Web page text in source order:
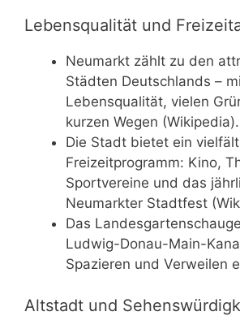
Lebensqualität und
Neumarkt zählt zu den
Städten Deutschlands –
Lebensqualität, vielen
kurzen Wegen (Wikipedia).
Die Stadt bietet ein
Freizeitprogramm: Kino,
Sportvereine und das
Neumarkter Stadtfest
Das
Ludwig-Donau-Main-
Spazieren und Verweilen
Altstadt und